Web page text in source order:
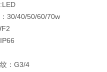
30/40/50/60/70w
：G3/4